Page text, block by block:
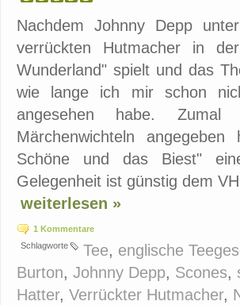
Nachdem Johnny Depp
verrückten Hutmacher in
Wunderland" spielt und das
wie lange ich mir schon
angesehen habe.
Märchenwichteln
Schöne und das Biest"
Gelegenheit ist günstig dem
weiterlesen »
1 Kommentare
Schlagworte
Tee, englische
Burton, Johnny Depp, Scones,
Hatter, Verrückter Hutmacher,